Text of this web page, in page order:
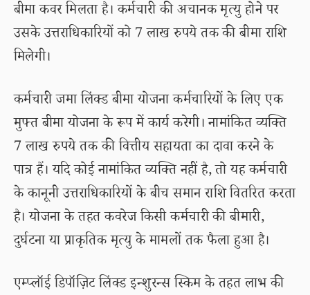
बीमा कवर मिलता है। कर्मचारी की अचानक मृत्यु होने पर
उसके उत्तराधिकारियों को 7 लाख रुपये तक की बीमा राशि
मिलेगी।
कर्मचारी जमा लिंक्ड बीमा योजना कर्मचारियों के लिए एक
मुफ्त बीमा योजना के रूप में कार्य करेगी। नामांकित व्यक्ति
7 लाख रुपये तक की वित्तीय सहायता का दावा करने के
पात्र हैं। यदि कोई नामांकित व्यक्ति नहीं है, तो यह कर्मचारी
के कानूनी उत्तराधिकारियों के बीच समान राशि वितरित करता
है। योजना के तहत कवरेज किसी कर्मचारी की बीमारी,
दुर्घटना या प्राकृतिक मृत्यु के मामलों तक फैला हुआ है।
एम्प्लॉई डिपॉज़िट लिंक्ड इन्शुरन्स स्किम के तहत लाभ की